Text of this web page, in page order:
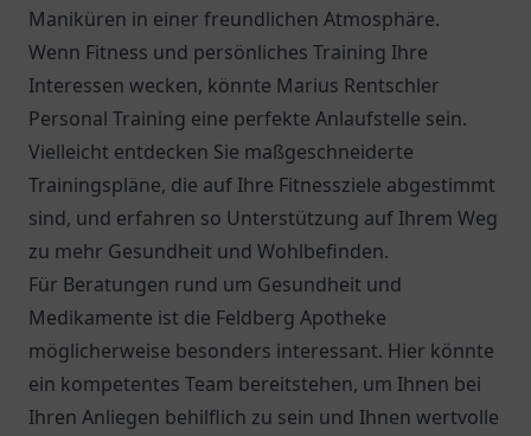
Maniküren in einer freundlichen Atmosphäre.
Wenn Fitness und persönliches Training Ihre
Interessen wecken, könnte Marius Rentschler
Personal Training eine perfekte Anlaufstelle sein.
Vielleicht entdecken Sie maßgeschneiderte
Trainingspläne, die auf Ihre Fitnessziele abgestimmt
sind, und erfahren so Unterstützung auf Ihrem Weg
zu mehr Gesundheit und Wohlbefinden.
Für Beratungen rund um Gesundheit und
Medikamente ist die Feldberg Apotheke
möglicherweise besonders interessant. Hier könnte
ein kompetentes Team bereitstehen, um Ihnen bei
Ihren Anliegen behilflich zu sein und Ihnen wertvolle